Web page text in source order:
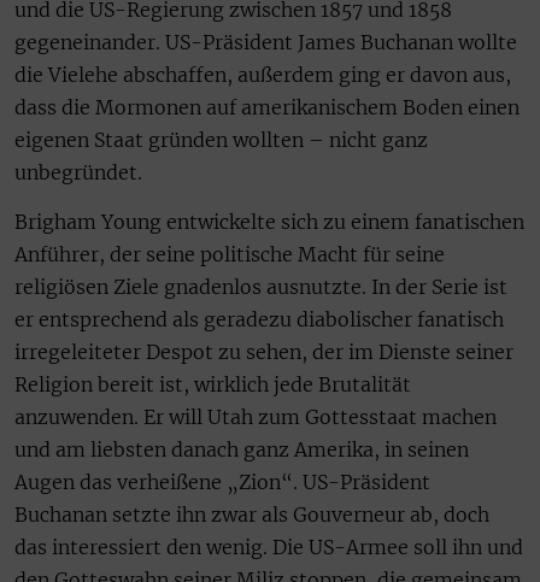
und die US-Regierung zwischen 1857 und 1858
gegeneinander. US-Präsident James Buchanan wollte
die Vielehe abschaffen, außerdem ging er davon aus,
dass die Mormonen auf amerikanischem Boden einen
eigenen Staat gründen wollten – nicht ganz
unbegründet.
Brigham Young entwickelte sich zu einem fanatischen
Anführer, der seine politische Macht für seine
religiösen Ziele gnadenlos ausnutzte. In der Serie ist
er entsprechend als geradezu diabolischer fanatisch
irregeleiteter Despot zu sehen, der im Dienste seiner
Religion bereit ist, wirklich jede Brutalität
anzuwenden. Er will Utah zum Gottesstaat machen
und am liebsten danach ganz Amerika, in seinen
Augen das verheißene „Zion“. US-Präsident
Buchanan setzte ihn zwar als Gouverneur ab, doch
das interessiert den wenig. Die US-Armee soll ihn und